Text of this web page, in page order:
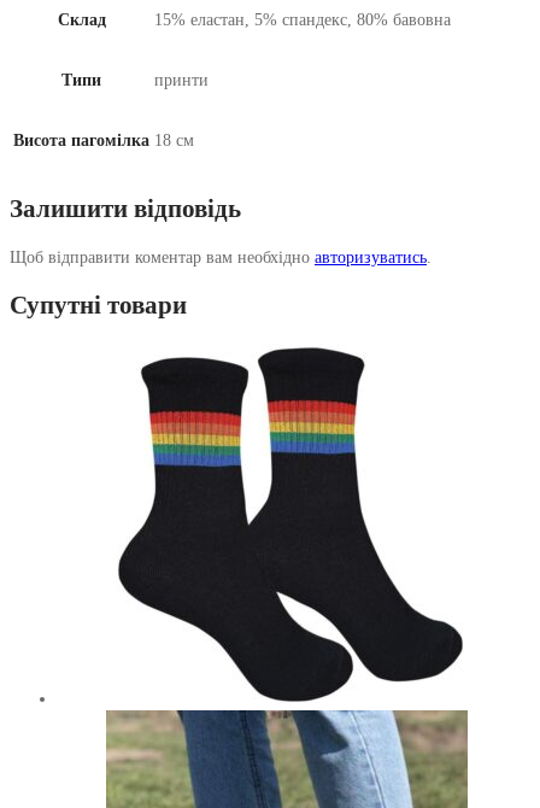
Склад 15% еластан, 5% спандекс, 80% бавовна
Типи принти
Висота пагомілка 18 см
Залишити відповідь
Щоб відправити коментар вам необхідно авторизуватись
Супутні товари